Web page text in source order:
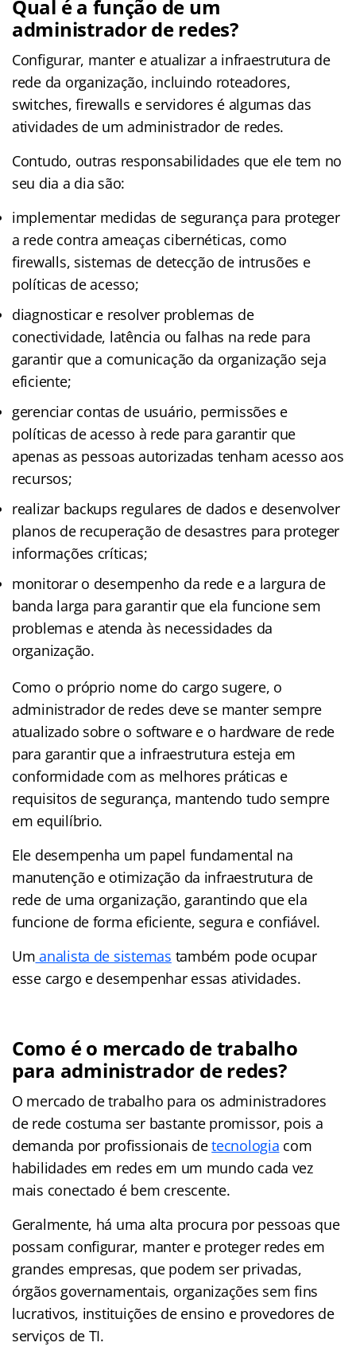
Qual é a função de um
administrador de redes?
Configurar, manter e atualizar a infraestrutura de
rede da organização, incluindo roteadores,
switches, firewalls e servidores é algumas das
atividades de um administrador de redes.
Contudo, outras responsabilidades que ele tem no
seu dia a dia são:
implementar medidas de segurança para proteger
a rede contra ameaças cibernéticas, como
firewalls, sistemas de detecção de intrusões e
políticas de acesso;
diagnosticar e resolver problemas de
conectividade, latência ou falhas na rede para
garantir que a comunicação da organização seja
eficiente;
gerenciar contas de usuário, permissões e
políticas de acesso à rede para garantir que
apenas as pessoas autorizadas tenham acesso aos
recursos;
realizar backups regulares de dados e desenvolver
planos de recuperação de desastres para proteger
informações críticas;
monitorar o desempenho da rede e a largura de
banda larga para garantir que ela funcione sem
problemas e atenda às necessidades da
organização.
Como o próprio nome do cargo sugere, o
administrador de redes deve se manter sempre
atualizado sobre o software e o hardware de rede
para garantir que a infraestrutura esteja em
conformidade com as melhores práticas e
requisitos de segurança, mantendo tudo sempre
em equilíbrio.
Ele desempenha um papel fundamental na
manutenção e otimização da infraestrutura de
rede de uma organização, garantindo que ela
funcione de forma eficiente, segura e confiável.
Um analista de sistemas também pode ocupar
esse cargo e desempenhar essas atividades.
Como é o mercado de trabalho
para administrador de redes?
O mercado de trabalho para os administradores
de rede costuma ser bastante promissor, pois a
demanda por profissionais detecnologia com
habilidades em redes em um mundo cada vez
mais conectado é bem crescente.
Geralmente, há uma alta procura por pessoas que
possam configurar, manter e proteger redes em
grandes empresas, que podem ser privadas,
órgãos governamentais, organizações sem fins
lucrativos, instituições de ensino e provedores de
serviços de TI.